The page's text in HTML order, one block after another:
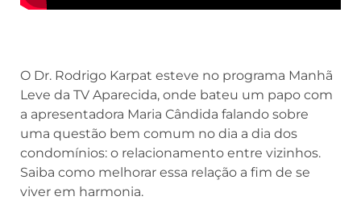
O Dr. Rodrigo Karpat esteve no programa Manhã
Leve da TV Aparecida, onde bateu um papo com
a apresentadora Maria Cândida falando sobre
uma questão bem comum no dia a dia dos
condomínios: o relacionamento entre vizinhos.
Saiba como melhorar essa relação a fim de se
viver em harmonia.